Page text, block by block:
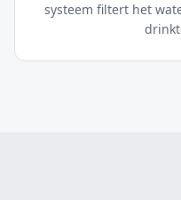
systeem filtert het